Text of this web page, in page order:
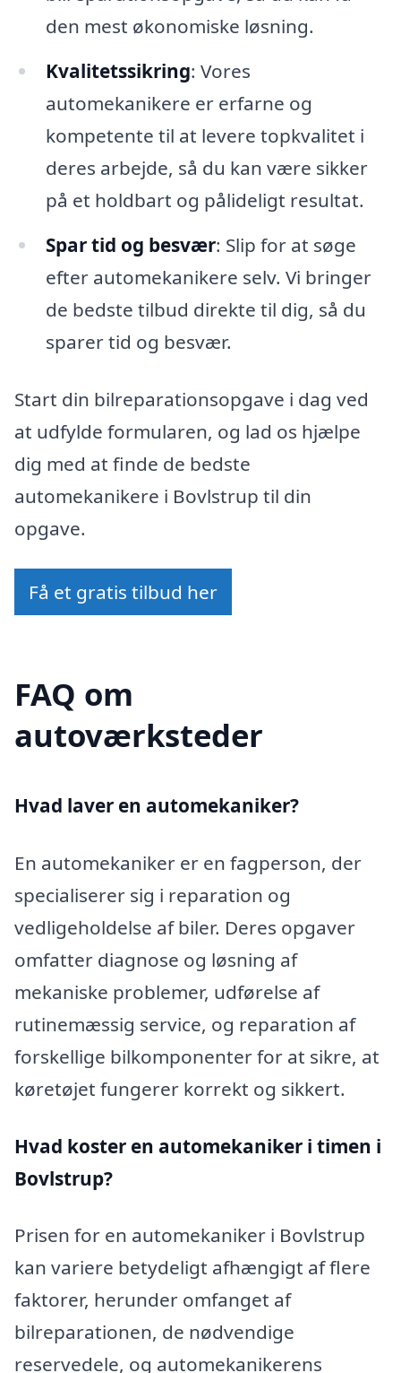
den mest økonomiske løsning.
Kvalitetssikring: Vores
automekanikere er erfarne og
kompetente til at levere topkvalitet i
deres arbejde, så du kan være sikker
på et holdbart og pålideligt resultat.
Spar tid og besvær: Slip for at søge
efter automekanikere selv. Vi bringer
de bedste tilbud direkte til dig, så du
sparer tid og besvær.
Start din bilreparationsopgave i dag ved
at udfylde formularen, og lad os hjælpe
dig med at finde de bedste
automekanikere i Bovlstrup til din
opgave.
Få et gratis tilbud her
FAQ om
autoværksteder
Hvad laver en automekaniker?
En automekaniker er en fagperson, der
specialiserer sig i reparation og
vedligeholdelse af biler. Deres opgaver
omfatter diagnose og løsning af
mekaniske problemer, udførelse af
rutinemæssig service, og reparation af
forskellige bilkomponenter for at sikre, at
køretøjet fungerer korrekt og sikkert.
Hvad koster en automekaniker i timen i
Bovlstrup?
Prisen for en automekaniker i Bovlstrup
kan variere betydeligt afhængigt af flere
faktorer, herunder omfanget af
bilreparationen, de nødvendige
reservedele, og automekanikerens